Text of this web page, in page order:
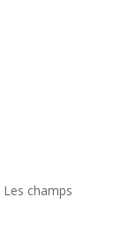
Les champs